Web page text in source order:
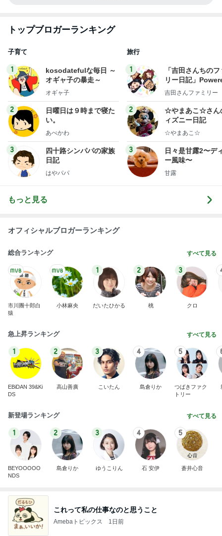
トップブロガーランキング
子育て
1
kosodatefulな毎日 ～
オギャ子の暴走～
オギャ子
2
日曜日は９時まで寝た
い。
あべかわ
3
四十路シンパパの家族
日記
はやパパ
旅行
1
「吉田さんちの
リー日記」
y Ameba 吉田さ
ログ
吉田さんファミリー
2
☆やまあこ☆さん
ィズニー日記
☆やまあこ☆
3
日々是甘露2〜デ
ー風味〜
甘露
もっと見る
オフィシャルブロガーランキング
総合ランキング すべて見る
市川團十郎白
猿
小林麻央
1
だいたひかる
2
桃
3
クロ
急上昇ランキング すべて見る
1
EBiDAN 39&Ki
DS
2
高山善廣
3
こいたん
4
島倉りか
5
つばきファク
トリー
新登場ランキング すべて見る
1
BEYOOOOO
NDS
2
島倉りか
3
ゆうこりん
4
石 安伊
5
蒼井心音
これって私の仕事なのと思うこと
Amebaトピックス 1日前